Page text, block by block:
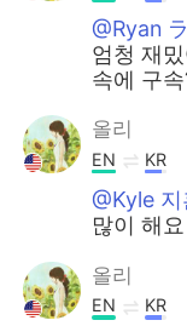
@Ryan
엄청 재
속에 구속
올리
EN KR
@Kyle 지
많이 해
올리
EN KR